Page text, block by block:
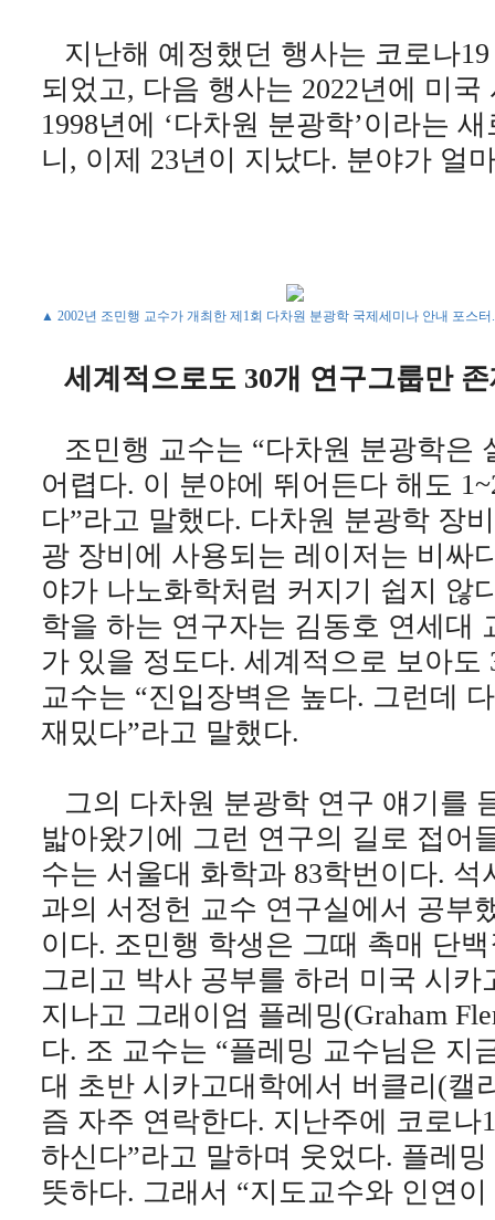
지난해 예정했던 행사는 코로나
되었고, 다음 행사는 2022년에 미
1998년에 ‘다차원 분광학’이라는
니, 이제 23년이 지났다. 분야가 얼
▲ 2002년 조민행 교수가 개최한 제1회 다차원 분광학 국제세미나 안내 포스터.
세계적으로도 30개 연구그룹만
조민행 교수는 “다차원 분광학은
어렵다. 이 분야에 뛰어든다 해도
다”라고 말했다. 다차원 분광학 장
광 장비에 사용되는 레이저는 비싸
야가 나노화학처럼 커지기 쉽지 않
학을 하는 연구자는 김동호 연세대
가 있을 정도다. 세계적으로 보아도
교수는 “진입장벽은 높다. 그런데
재밌다”라고 말했다.
그의 다차원 분광학 연구 얘기를
밟아왔기에 그런 연구의 길로 접어
수는 서울대 화학과 83학번이다.
과의 서정헌 교수 연구실에서 공부
이다. 조민행 학생은 그때 촉매 단
그리고 박사 공부를 하러 미국 시
지나고 그래이엄 플레밍(Graham
다. 조 교수는 “플레밍 교수님은 지
대 초반 시카고대학에서 버클리(캘
즘 자주 연락한다. 지난주에 코로나
하신다”라고 말하며 웃었다. 플레
뜻하다. 그래서 “지도교수와 인연